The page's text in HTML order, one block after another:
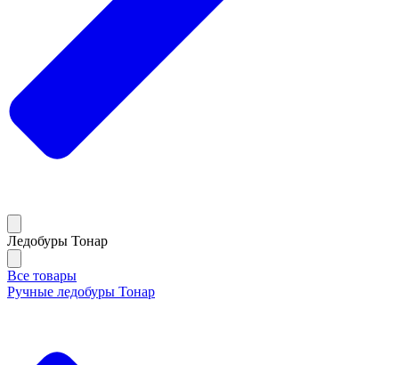
Ледобуры Тонар
Все товары
Ручные ледобуры Тонар